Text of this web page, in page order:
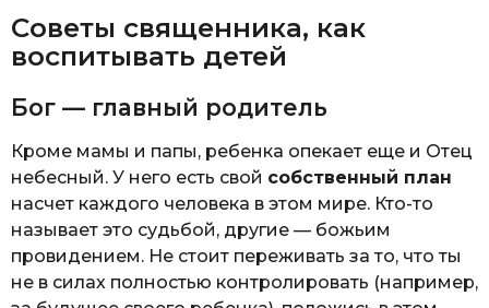
Советы священника, как
воспитывать детей
Бог — главный родитель
Кроме мамы и папы, ребенка опекает еще и Отец
небесный. У него есть свой собственный план
насчет каждого человека в этом мире. Кто-то
называет это судьбой, другие — божьим
провидением. Не стоит переживать за то, что ты
не в силах полностью контролировать (например,